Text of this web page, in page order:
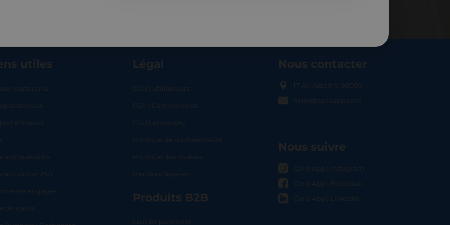
utiles
partenaire
de nous
d’impact
aux questions
virtuel 24/7
engagés
de status
Légal
CGU | Utilisateurs
CGV | Commerçants
CGU Lemonway
Politique de confidentialité
Politique des cookies
Mentions légales
Produits B2B
Lien de paiement
Nous contacter
17 Av. Albert II, 98000
hello@carloapp.com
Nous suivre
Carlo App | Instagram
Carlo App | Facebook
Carlo App | Linkedin
SHOPLOCAL